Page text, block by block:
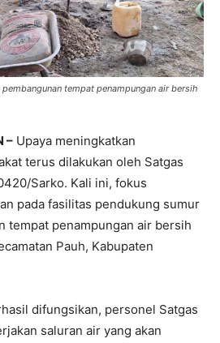
tempat penampungan air bersih
– Upaya meningkatkan
terus dilakukan oleh Satgas
Sarko. Kali ini, fokus
pada fasilitas pendukung sumur
tempat penampungan air bersih
Pauh, Kabupaten
difungsikan, personel Satgas
saluran air yang akan